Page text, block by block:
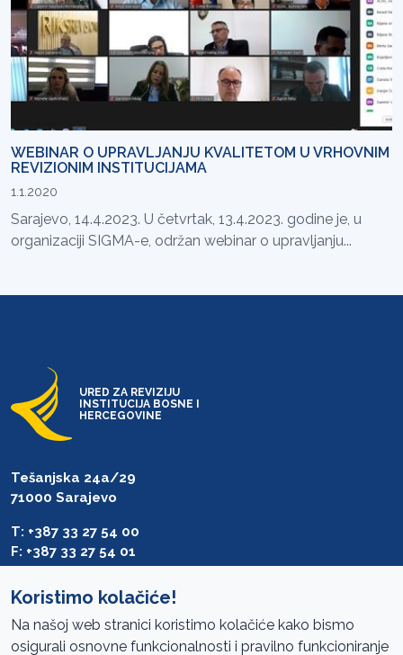
WEBINAR O UPRAVLJANJU KVALITETOM U VRHOVNIM
REVIZIONIM INSTITUCIJAMA
1.1.2020
Sarajevo, 14.4.2023. U četvrtak, 13.4.2023. godine je, u
organizaciji SIGMA-e, održan webinar o upravljanju...
URED ZA REVIZIJU
INSTITUCIJA BOSNE I
HERCEGOVINE
Tešanjska 24a/29
71000 Sarajevo
T: +387 33 27 54 00
F: +387 33 27 54 01
Koristimo kolačiće!
Na našoj web stranici koristimo kolačiće kako bismo
osigurali osnovne funkcionalnosti i pravilno funkcioniranje